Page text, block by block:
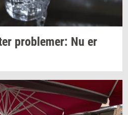
pro­ble­mer: Nu er